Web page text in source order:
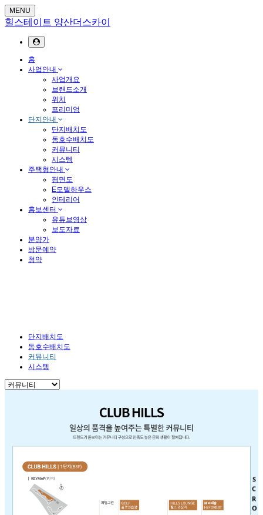
MENU
힐스테이트 양산더스카이
홈
사업안내
사업개요
브랜드소개
위치
프리미엄
단지안내
단지배치도
동호수배치도
커뮤니티
시스템
주택형안내
평면도
E모델하우스
인테리어
홍보센터
유튜브영상
보도자료
분양가
방문예약
청약
단지배치도
동호수배치도
커뮤니티
시스템